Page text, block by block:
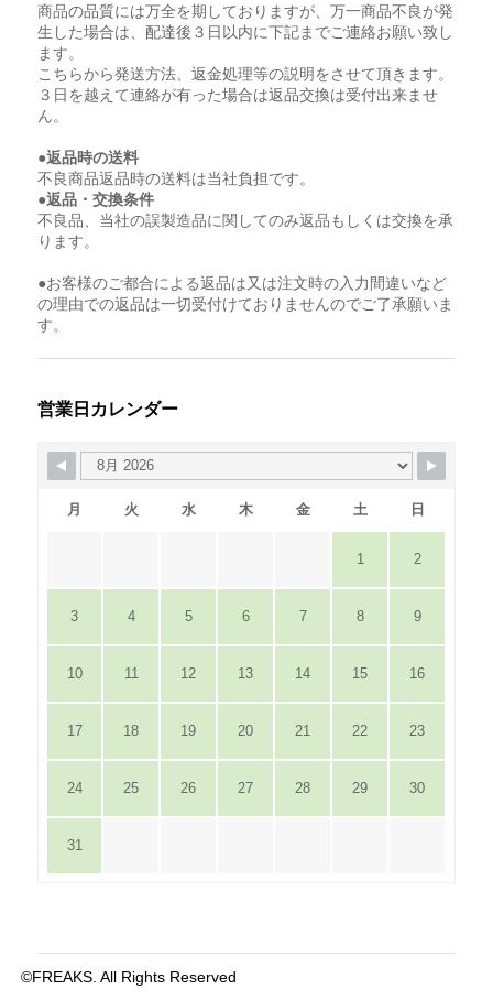
商品の品質には万全を期しておりますが、万一商品不良が発
生した場合は、配達後３日以内に下記までご連絡お願い致し
ます。
こちらから発送方法、返金処理等の説明をさせて頂きます。
３日を越えて連絡が有った場合は返品交換は受付出来ませ
ん。
●返品時の送料
不良商品返品時の送料は当社負担です。
●返品・交換条件
不良品、当社の誤製造品に関してのみ返品もしくは交換を承
ります。
●お客様のご都合による返品は又は注文時の入力間違いなど
の理由での返品は一切受付けておりませんのでご了承願いま
す。
営業日カレンダー
月 火 水 木 金 土 日
1 2
3 4 5 6 7 8 9
10 11 12 13 14 15 16
17 18 19 20 21 22 23
24 25 26 27 28 29 30
31
©FREAKS. All Rights Reserved